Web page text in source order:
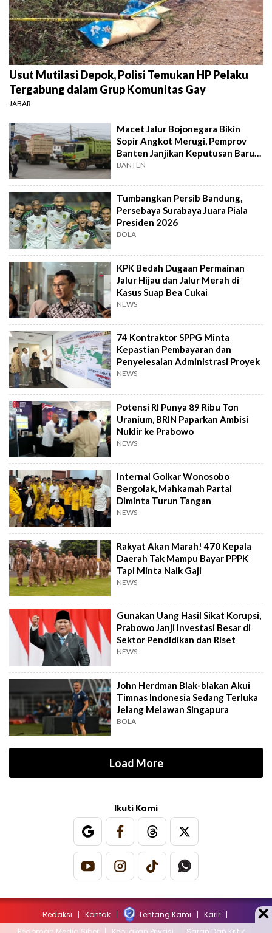
Usut Mutilasi Depok, Polisi Temukan HP Pelaku
Tergabung dalam Grup Komunitas Gay
JABAR
Macet Jalur Bojonegara Bikin
Sopir Angkot Merugi, Pemprov
Banten Janjikan Keputusan Baru 4
Hari Lagi
BANTEN
Tumbangkan Persib Bandung,
Persebaya Surabaya Juara Piala
Presiden 2026
BOLA
KPK Bedah Dugaan Permainan
Jalur Hijau dan Jalur Merah di
Kasus Suap Bea Cukai
NEWS
74 Kontraktor SPPG Minta
Kepastian Pembayaran dan
Penyelesaian Administrasi Proyek
NEWS
Potensi RI Punya 89 Ribu Ton
Uranium, BRIN Paparkan Ambisi
Nuklir ke Prabowo
NEWS
Internal Golkar Wonosobo
Bergolak, Mahkamah Partai
Diminta Turun Tangan
NEWS
Rakyat Akan Marah! 470 Kepala
Daerah Tak Mampu Bayar PPPK
Tapi Minta Naik Gaji
NEWS
Gunakan Uang Hasil Sikat Korupsi,
Prabowo Janji Investasi Besar di
Sektor Pendidikan dan Riset
NEWS
John Herdman Blak-blakan Akui
Timnas Indonesia Sedang Terluka
Jelang Melawan Singapura
BOLA
Load More
Ikuti Kami
Redaksi Kontak Tentang Kami
Karir